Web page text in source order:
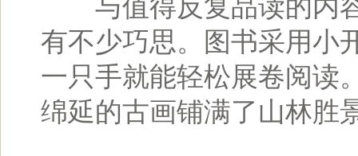
与值得反复品读的内容
有不少巧思。图书采用小
一只手就能轻松展卷阅读
绵延的古画铺满了山林胜